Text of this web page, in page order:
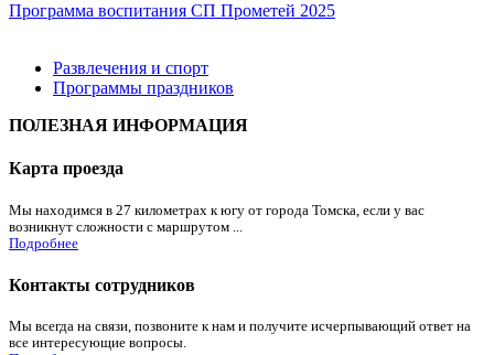
Программа воспитания СП Прометей 2025
Развлечения и спорт
Программы праздников
ПОЛЕЗНАЯ ИНФОРМАЦИЯ
Карта проезда
Мы находимся в 27 километрах к югу от города Томска, если у вас
возникнут сложности с маршрутом ...
Подробнее
Контакты сотрудников
Мы всегда на связи, позвоните к нам и получите исчерпывающий ответ на
все интересующие вопросы.